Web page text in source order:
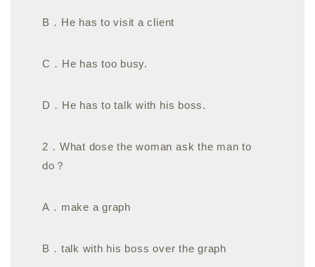
B．He has to visit a client
C．He has too busy.
D．He has to talk with his boss.
2．What dose the woman ask the man to
do？
A．make a graph
B．talk with his boss over the graph